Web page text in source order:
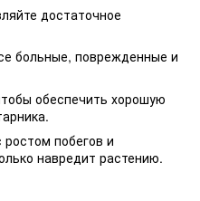
достаточное
больные, поврежденные и
обеспечить хорошую
побегов и
навредит растению.